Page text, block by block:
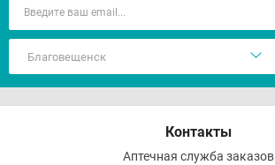
Контакты
Аптечная служба заказов